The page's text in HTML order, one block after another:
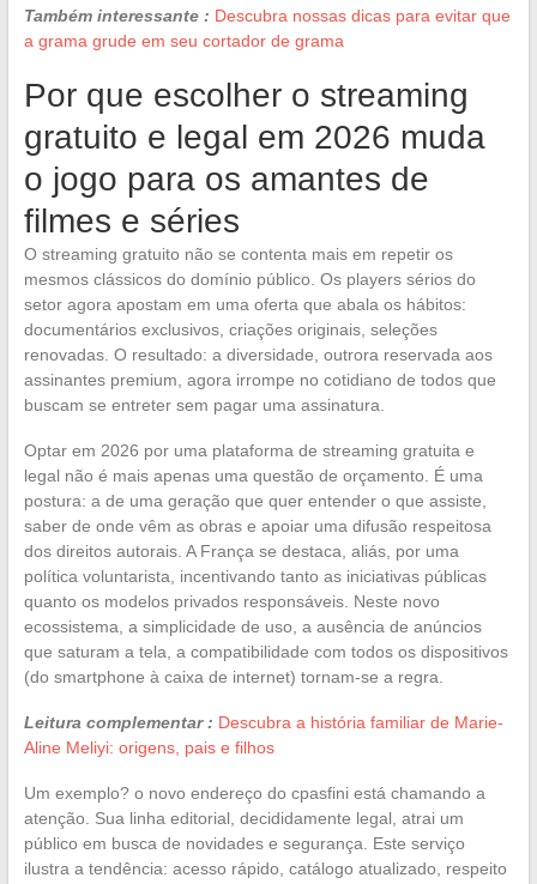
Também interessante : Descubra nossas dicas para evitar que
a grama grude em seu cortador de grama
Por que escolher o streaming
gratuito e legal em 2026 muda
o jogo para os amantes de
filmes e séries
O streaming gratuito não se contenta mais em repetir os
mesmos clássicos do domínio público. Os players sérios do
setor agora apostam em uma oferta que abala os hábitos:
documentários exclusivos, criações originais, seleções
renovadas. O resultado: a diversidade, outrora reservada aos
assinantes premium, agora irrompe no cotidiano de todos que
buscam se entreter sem pagar uma assinatura.
Optar em 2026 por uma plataforma de streaming gratuita e
legal não é mais apenas uma questão de orçamento. É uma
postura: a de uma geração que quer entender o que assiste,
saber de onde vêm as obras e apoiar uma difusão respeitosa
dos direitos autorais. A França se destaca, aliás, por uma
política voluntarista, incentivando tanto as iniciativas públicas
quanto os modelos privados responsáveis. Neste novo
ecossistema, a simplicidade de uso, a ausência de anúncios
que saturam a tela, a compatibilidade com todos os dispositivos
(do smartphone à caixa de internet) tornam-se a regra.
Leitura complementar : Descubra a história familiar de Marie-
Aline Meliyi: origens, pais e filhos
Um exemplo? o novo endereço do cpasfini está chamando a
atenção. Sua linha editorial, decididamente legal, atrai um
público em busca de novidades e segurança. Este serviço
ilustra a tendência: acesso rápido, catálogo atualizado, respeito